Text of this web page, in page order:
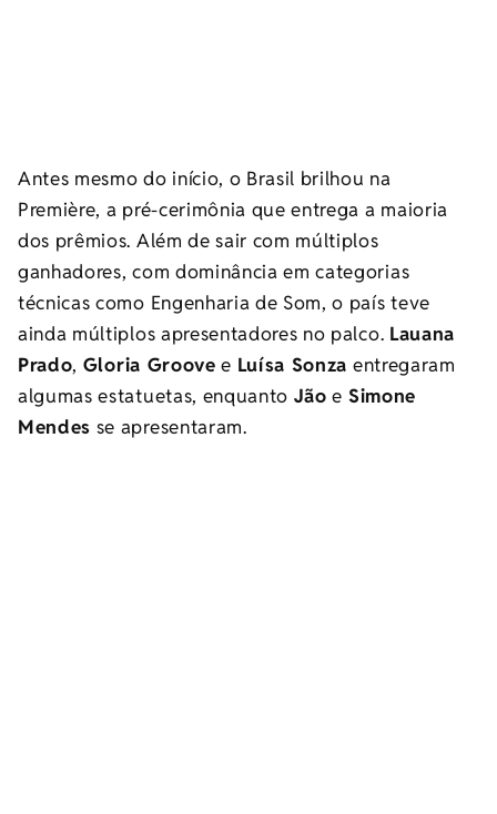
Antes mesmo do início, o Brasil brilhou na
Première, a pré-cerimônia que entrega a maioria
dos prêmios. Além de sair com múltiplos
ganhadores, com dominância em categorias
técnicas como Engenharia de Som, o país teve
ainda múltiplos apresentadores no palco. Lauana
Prado, Gloria Groove e Luísa Sonza entregaram
algumas estatuetas, enquanto Jão e Simone
Mendes se apresentaram.